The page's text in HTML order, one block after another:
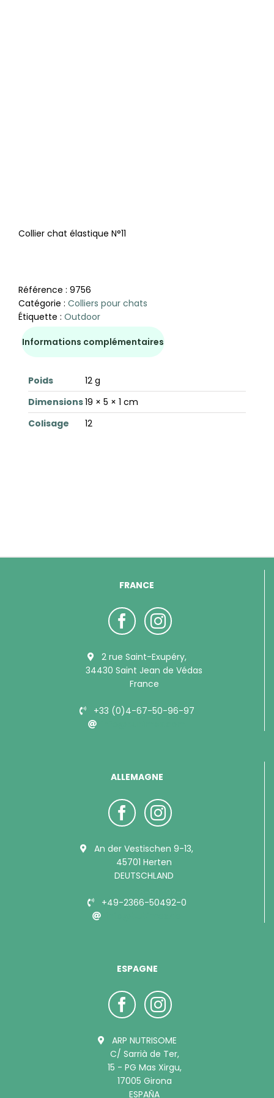
Collier chat élastique N°11
Référence : 9756
Catégorie : Colliers pour chats
Étiquette : Outdoor
Informations complémentaires
Poids
12 g
Dimensions19 × 5 × 1 cm
Colisage
12
FRANCE
2 rue Saint-Exupéry,
34430 Saint Jean de Védas
France
+33 (0)4-67-50-96-97
ALLEMAGNE
An der Vestischen 9-13,
45701 Herten
DEUTSCHLAND
+49-2366-50492-0
ESPAGNE
ARP NUTRISOME
C/ Sarrià de Ter,
15 - PG Mas Xirgu,
17005 Girona
ESPAÑA